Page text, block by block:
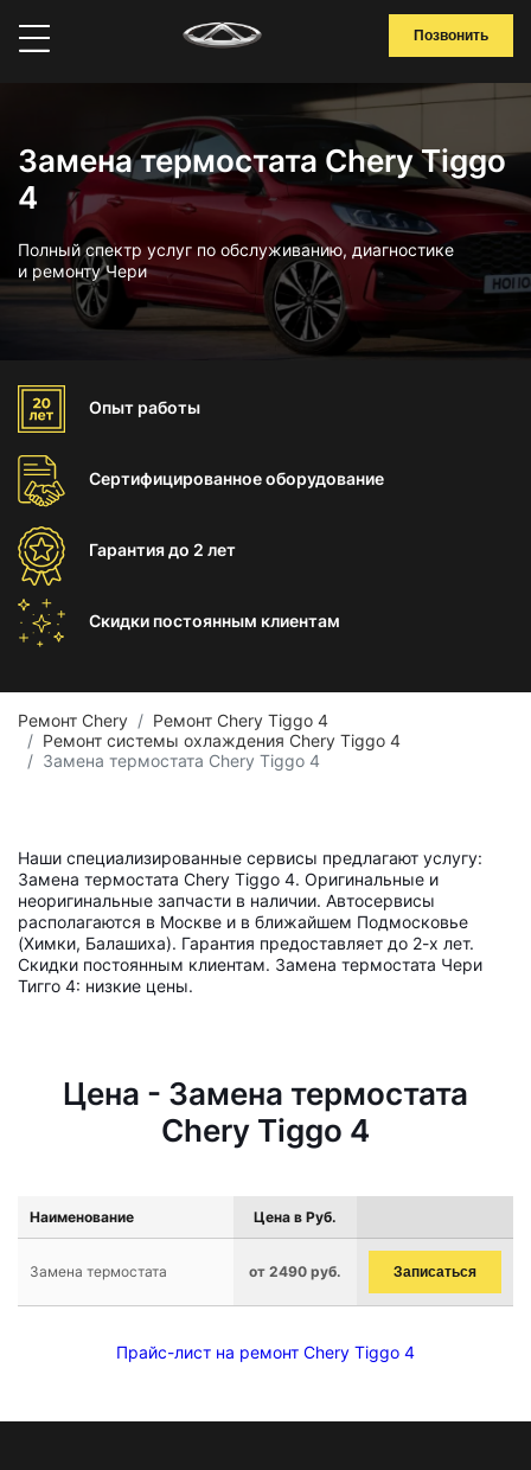
Позвонить
Замена термостата Chery Tiggo
4
Полный спектр услуг по обслуживанию, диагностике
и ремонту Чери
Опыт работы
Сертифицированноеоборудование
Гарантиядо 2 лет
Скидки постоянным клиентам
Ремонт Chery
Ремонт Chery Tiggo 4
Ремонт системы охлаждения Chery Tiggo 4
Замена термостата Chery Tiggo 4
Наши специализированные сервисы предлагают услугу:
Замена термостата Chery Tiggo 4. Оригинальные и
неоригинальные запчасти в наличии. Автосервисы
располагаются в Москве и в ближайшем Подмосковье
(Химки, Балашиха). Гарантия предоставляет до 2-х лет.
Скидки постоянным клиентам. Замена термостата Чери
Тигго 4: низкие цены.
Цена - Замена термостата
Chery Tiggo 4
Наименование Цена в Руб.
Замена термостата от 2490 руб. Записаться
Прайс-лист на ремонт Chery Tiggo 4